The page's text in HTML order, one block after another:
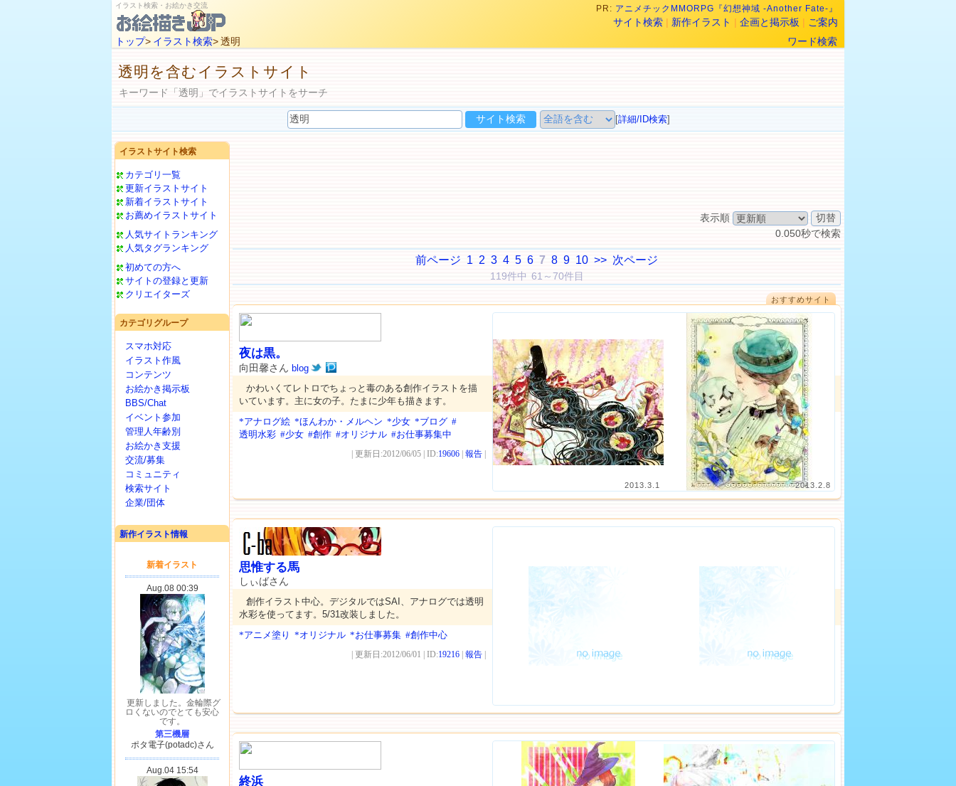
イラスト検索・お絵かき交流 PR: アニメチックMMORPG『幻想神域 -Another Fate-』
サイト検索 | 新作イラスト | 企画と掲示板 | ご案内
トップ> イラスト検索> 透明 ワード検索
透明を含むイラストサイト
キーワード「透明」でイラストサイトをサーチ
[詳細/ID検索]
イラストサイト検索
カテゴリ一覧
更新イラストサイト
新着イラストサイト
お薦めイラストサイト
人気サイトランキング
人気タグランキング
初めての方へ
サイトの登録と更新
クリエイターズ
カテゴリグループ
スマホ対応
イラスト作風
コンテンツ
お絵かき掲示板
BBS/Chat
イベント参加
管理人年齢別
お絵かき支援
交流/募集
コミュニティ
検索サイト
企業/団体
新作イラスト情報
表示順
0.050秒で検索
前ページ 1 2 3 4 5 6 7 8 9 10 >> 次ページ
119件中 61～70件目
おすすめサイト
2013.3.1 2013.2.8
夜は黒。
向田馨さん blog
かわいくてレトロでちょっと毒のある創作イラストを描
いています。主に女の子。たまに少年も描きます。
*アナログ絵 *ほんわか・メルヘン *少女 *ブログ #
透明水彩 #少女 #創作 #オリジナル #お仕事募集中
| 更新日:2012/06/05 | ID:19606 報告
思惟する馬
しぃばさん
創作イラスト中心。デジタルではSAI、アナログでは透明
水彩を使ってます。5/31改装しました。
*アニメ塗り *オリジナル *お仕事募集 #創作中心
| 更新日:2012/06/01 | ID:19216 報告
終浜